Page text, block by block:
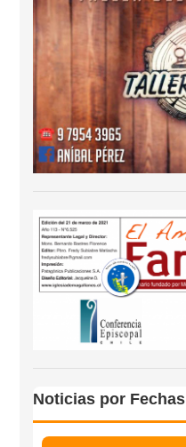
Noticias por Fechas